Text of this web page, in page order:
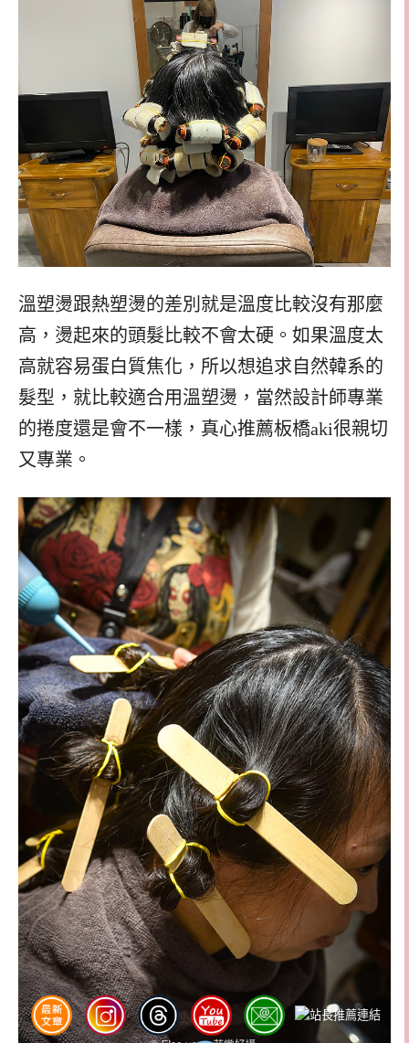
溫塑燙跟熱塑燙的差別就是溫度比較沒有那麼
高，燙起來的頭髮比較不會太硬。如果溫度太
高就容易蛋白質焦化，所以想追求自然韓系的
髮型，就比較適合用溫塑燙，當然設計師專業
的捲度還是會不一樣，真心推薦板橋aki很親切
又專業。